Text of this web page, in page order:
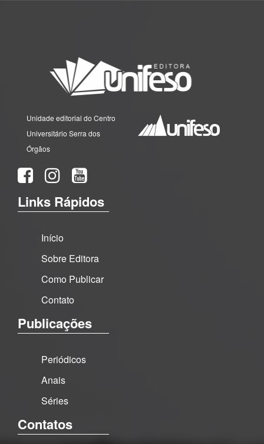
Unidade editorial do Centro
Universitário Serra dos
Órgãos
Links Rápidos
Início
Sobre Editora
Como Publicar
Contato
Publicações
Periódicos
Anais
Séries
Contatos